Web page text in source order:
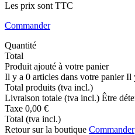
Les prix sont TTC
Commander
Quantité
Total
Produit ajouté à votre panier
Il y a 0 articles dans votre panierIl
Total produits (tva incl.)
Livraison totale (tva incl.) Être
Taxe 0,00 €
Total (tva incl.)
Retour sur la boutique Commander